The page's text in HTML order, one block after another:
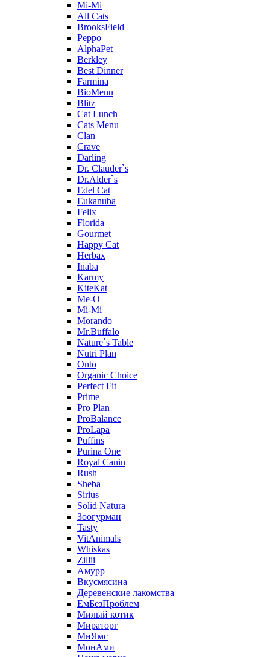
Mi-Мi
All Cats
BrooksField
Peppo
AlphaPet
Berkley
Best Dinner
Farmina
BioMenu
Blitz
Cat Lunch
Cats Menu
Clan
Crave
Darling
Dr. Clauder`s
Dr.Alder`s
Edel Cat
Eukanuba
Felix
Florida
Gourmet
Happy Cat
Herbax
Inaba
Karmy
KiteKat
Me-O
Mi-Мi
Morando
Mr.Buffalo
Nature`s Table
Nutri Plan
Onto
Organic Сhoice
Perfect Fit
Prime
Pro Plan
ProBalance
ProLapa
Puffins
Purina One
Royal Canin
Rush
Sheba
Sirius
Solid Natura
Зоогурман
Tasty
VitAnimals
Whiskas
Zillii
Амурр
Вкусмясина
Деревенские лакомства
ЕмБезПроблем
Милый котик
Мираторг
МнЯмс
МонАми